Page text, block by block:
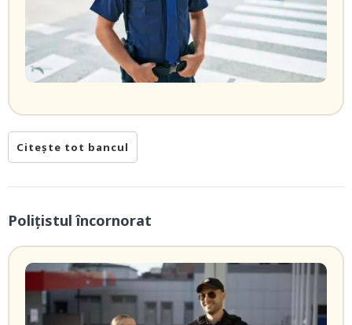
Citește tot bancul
Poliţistul încornorat